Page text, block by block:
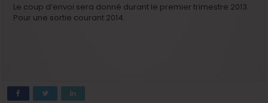
Le coup d’envoi sera donné durant le premier trimestre 2013.
Pour une sortie courant 2014.